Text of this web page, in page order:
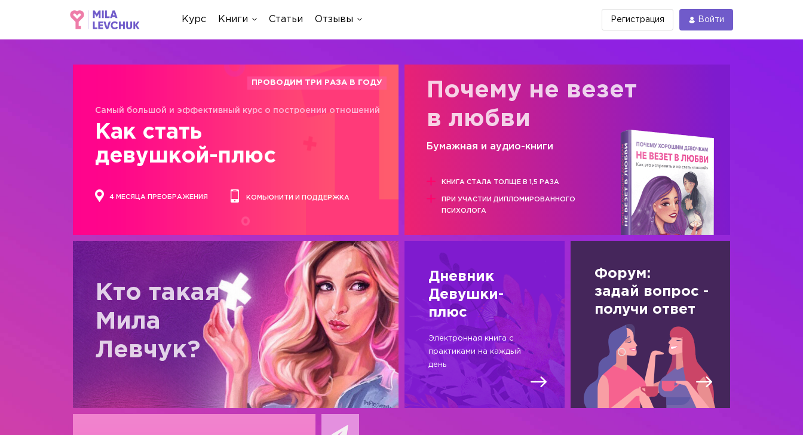
Курс Книги Статьи Отзывы Регистрация Войти
ПРОВОДИМ ТРИ РАЗА В ГОДУ
Самый большой и эффективный курс о построении отношений
Как стать
девушкой-плюс
4 МЕСЯЦА ПРЕОБРАЖЕНИЯ КОМЬЮНИТИ И ПОДДЕРЖКА
Почему не везет
в любви
Бумажная и аудио-книги
КНИГА СТАЛА ТОЛЩЕ В 1,5 РАЗА
ПРИ УЧАСТИИ ДИПЛОМИРОВАННОГО
ПСИХОЛОГА
Кто такая
Мила
Левчук?
Дневник
Девушки-
плюс
Электронная книга с
практиками на каждый
день
Форум:
задай вопрос -
получи ответ